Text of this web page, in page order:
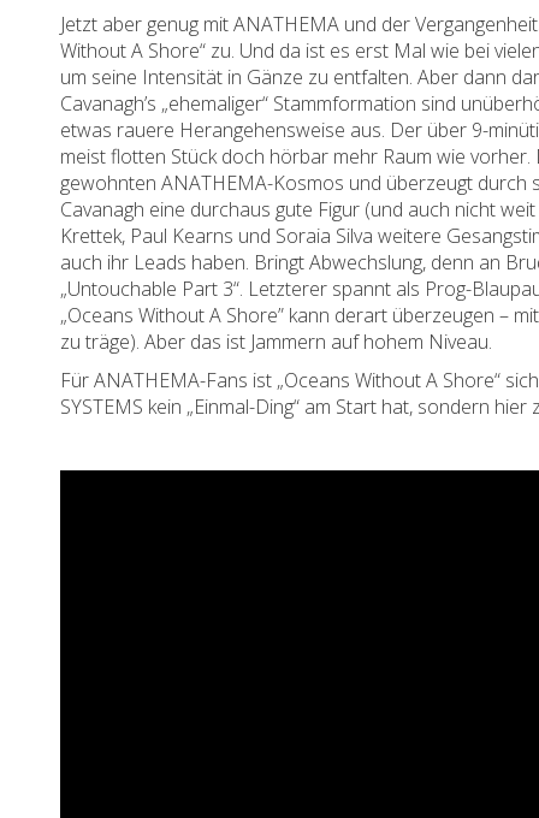
Jetzt aber genug mit ANATHEMA und der
Without A Shore“ zu. Und da ist es erst Mal wie bei
um seine Intensität in Gänze zu entfalten. Aber dann
Cavanagh’s „ehemaliger“ Stammformation sind
etwas rauere Herangehensweise aus. Der über 9-
meist flotten Stück doch hörbar mehr Raum wie vorher.
gewohnten ANATHEMA-Kosmos und überzeugt durch
Cavanagh eine durchaus gute Figur (und auch nicht
Krettek, Paul Kearns und Soraia Silva weitere
auch ihr Leads haben. Bringt Abwechslung, denn an
„Untouchable Part 3“. Letzterer spannt als Prog-
„Oceans Without A Shore” kann derart überzeugen –
zu träge). Aber das ist Jammern auf hohem Niveau.
Für ANATHEMA-Fans ist „Oceans Without A Shore“
SYSTEMS kein „Einmal-Ding“ am Start hat, sondern